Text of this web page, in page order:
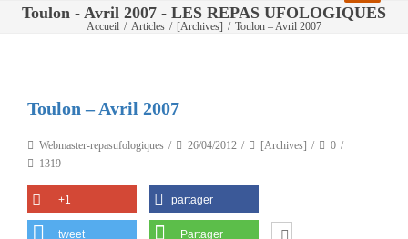
Toulon - Avril 2007 - LES REPAS UFOLOGIQUES
Accueil / Articles / [Archives] / Toulon – Avril 2007
Toulon – Avril 2007
Webmaster-repasufologiques 26/04/2012 [Archives]
0
1319
+1 partager
tweet Partager